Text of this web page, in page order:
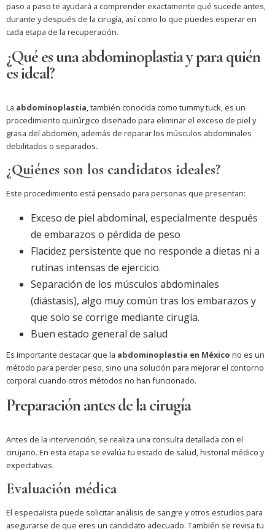
paso a paso te ayudará a comprender exactamente qué sucede antes,
durante y después de la cirugía, así como lo que puedes esperar en
cada etapa de la recuperación.
¿Qué es una abdominoplastia y para quién
es ideal?
La abdominoplastia, también conocida como tummy tuck, es un
procedimiento quirúrgico diseñado para eliminar el exceso de piel y
grasa del abdomen, además de reparar los músculos abdominales
debilitados o separados.
¿Quiénes son los candidatos ideales?
Este procedimiento está pensado para personas que presentan:
Exceso de piel abdominal, especialmente después
de embarazos o pérdida de peso
Flacidez persistente que no responde a dietas ni a
rutinas intensas de ejercicio.
Separación de los músculos abdominales
(diástasis), algo muy común tras los embarazos y
que solo se corrige mediante cirugía.
Buen estado general de salud
Es importante destacar que la abdominoplastia en México no es un
método para perder peso, sino una solución para mejorar el contorno
corporal cuando otros métodos no han funcionado.
Preparación antes de la cirugía
Antes de la intervención, se realiza una consulta detallada con el
cirujano. En esta etapa se evalúa tu estado de salud, historial médico y
expectativas.
Evaluación médica
El especialista puede solicitar análisis de sangre y otros estudios para
asegurarse de que eres un candidato adecuado. También se revisa tu